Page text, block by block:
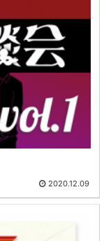
2020.12.09